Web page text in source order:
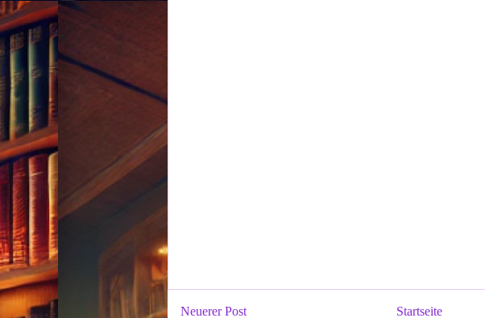
Neuerer Post Startseite